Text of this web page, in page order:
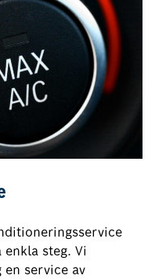
enkla steg. Vi
service av